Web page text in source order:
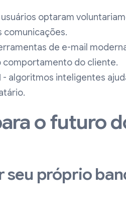
usuários optaram
comunicações.
de e-mail
comportamento do cliente.
- algoritmos inteligentes
o futuro
seu próprio